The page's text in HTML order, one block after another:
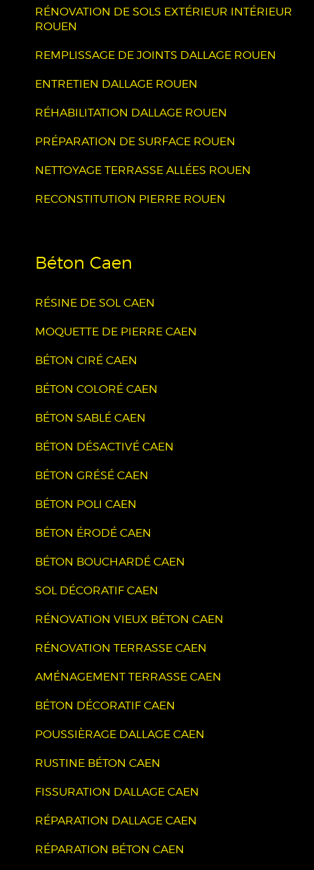
RÉNOVATION DE SOLS EXTÉRIEUR INTÉRIEUR
ROUEN
REMPLISSAGE DE JOINTS DALLAGE ROUEN
ENTRETIEN DALLAGE ROUEN
RÉHABILITATION DALLAGE ROUEN
PRÉPARATION DE SURFACE ROUEN
NETTOYAGE TERRASSE ALLÉES ROUEN
RECONSTITUTION PIERRE ROUEN
Béton Caen
RÉSINE DE SOL CAEN
MOQUETTE DE PIERRE CAEN
BÉTON CIRÉ CAEN
BÉTON COLORÉ CAEN
BÉTON SABLÉ CAEN
BÉTON DÉSACTIVÉ CAEN
BÉTON GRÉSÉ CAEN
BÉTON POLI CAEN
BÉTON ÉRODÉ CAEN
BÉTON BOUCHARDÉ CAEN
SOL DÉCORATIF CAEN
RÉNOVATION VIEUX BÉTON CAEN
RÉNOVATION TERRASSE CAEN
AMÉNAGEMENT TERRASSE CAEN
BÉTON DÉCORATIF CAEN
POUSSIÈRAGE DALLAGE CAEN
RUSTINE BÉTON CAEN
FISSURATION DALLAGE CAEN
RÉPARATION DALLAGE CAEN
RÉPARATION BÉTON CAEN